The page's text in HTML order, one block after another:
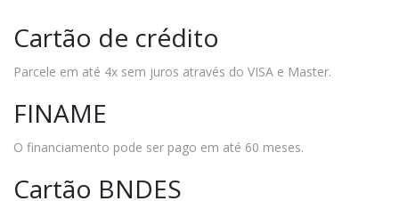
Cartão de crédito
Parcele em até 4x sem juros através do VISA e Master.
FINAME
O financiamento pode ser pago em até 60 meses.
Cartão BNDES